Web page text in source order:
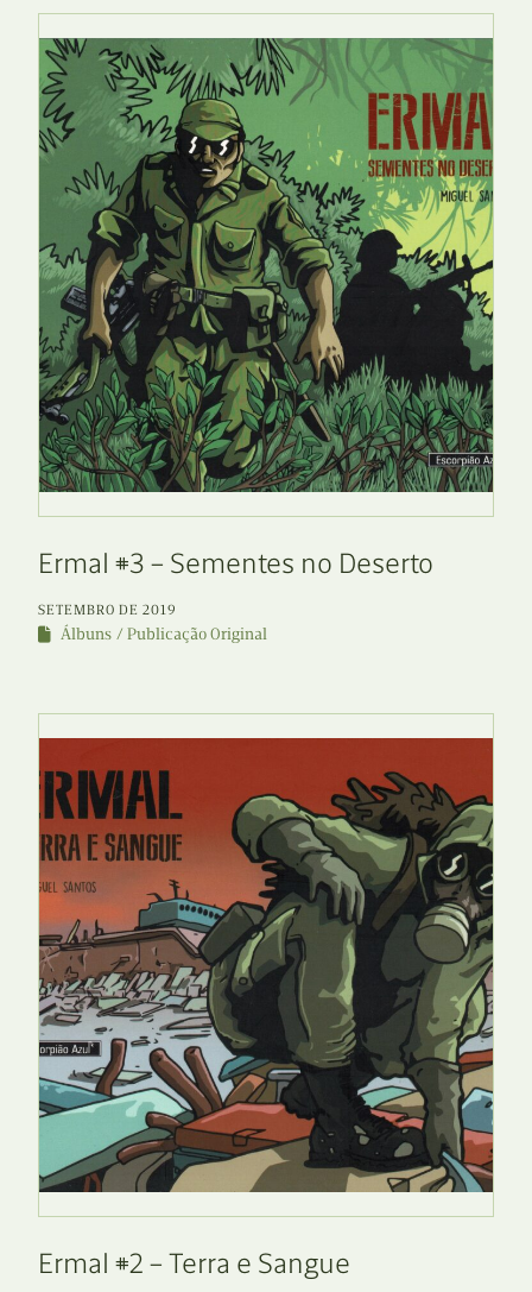
Ermal #3 – Sementes no Deserto
SETEMBRO DE 2019
Álbuns Publicação Original
Ermal #2 – Terra e Sangue